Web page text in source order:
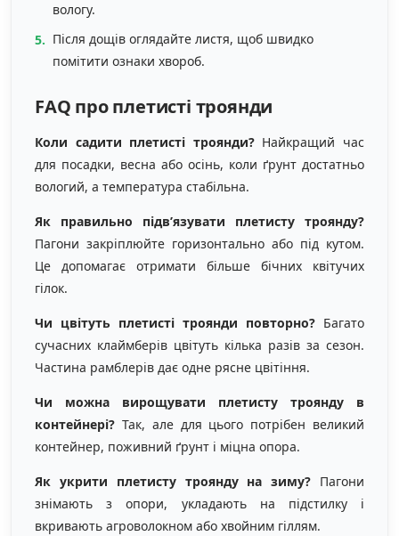
вологу.
Після дощів оглядайте листя, щоб швидко
помітити ознаки хвороб.
FAQ про плетисті троянди
Коли садити плетисті троянди?Найкращий час
для посадки, весна або осінь, коли ґрунт достатньо
вологий, а температура стабільна.
Як правильно підв’язувати плетисту троянду?
Пагони закріплюйте горизонтально або під кутом.
Це допомагає отримати більше бічних квітучих
гілок.
Чи цвітуть плетисті троянди повторно? Багато
сучасних клаймберів цвітуть кілька разів за сезон.
Частина рамблерів дає одне рясне цвітіння.
Чи можна вирощувати плетисту троянду в
контейнері? Так, але для цього потрібен великий
контейнер, поживний ґрунт і міцна опора.
Як укрити плетисту троянду на зиму? Пагони
знімають з опори, укладають на підстилку і
вкривають агроволокном або хвойним гіллям.